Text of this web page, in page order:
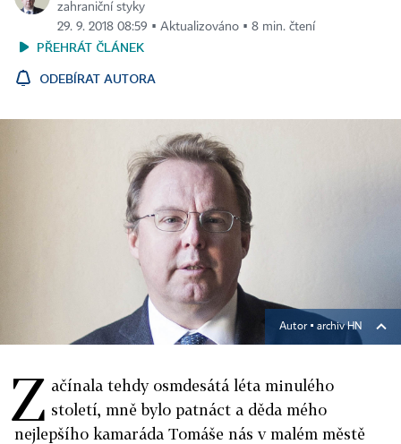
zahraniční styky
29. 9. 2018 08:59 ▪ Aktualizováno ▪ 8 min. čtení
PŘEHRÁT ČLÁNEK
ODEBÍRAT AUTORA
Autor ▪ archiv HN
Z ačínala tehdy osmdesátá léta minulého
století, mně bylo patnáct a děda mého
nejlepšího kamaráda Tomáše nás v malém městě